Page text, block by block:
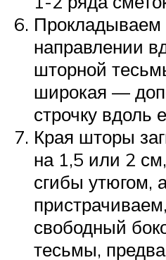
направлении
шторной
широкая —
строчку вдоль
Края шторы
на 1,5 или 2
сгибы утюгом,
свободный
тесьмы,